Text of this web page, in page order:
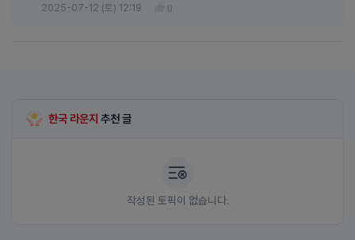
2025-07-12 (토) 12:19 0
한국 라운지 추천 글
작성된 토픽이 없습니다.